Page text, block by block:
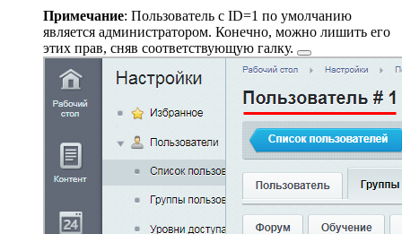
Примечание: Пользователь с ID=1 по умолчанию
является администратором. Конечно, можно лишить его
этих прав, сняв соответствующую галку.